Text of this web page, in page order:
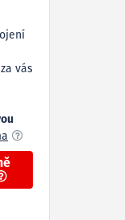
vás